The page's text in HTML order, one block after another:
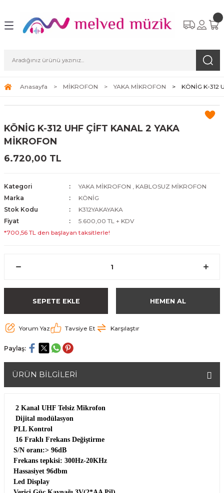
Anasayfa MİKROFON YAKA MİKROFON KÖNİG K-312
KÖNİG K-312 UHF ÇİFT KANAL 2 YAKA
MİKROFON
6.720,00 TL
Kategori YAKA MİKROFON , KABLOSUZ MİKROFON
Marka
KÖNİG
Stok Kodu
K312YAKAYAKA
Fiyat
5.600,00 TL + KDV
*700,56 TL den başlayan taksitlerle!
SEPETE EKLE HEMEN AL
Yorum Yaz Tavsiye Et Karşılaştır
Paylaş:
ÜRÜN BİLGİLERİ
2 Kanal UHF Telsiz Mikrofon
Dijital modülasyon
PLL Kontrol
16 Fraklı Frekans Değiştirme
S/N oranı:> 96dB
Frekans tepkisi: 300Hz-20KHz
Hassasiyet 96dbm
Led Display